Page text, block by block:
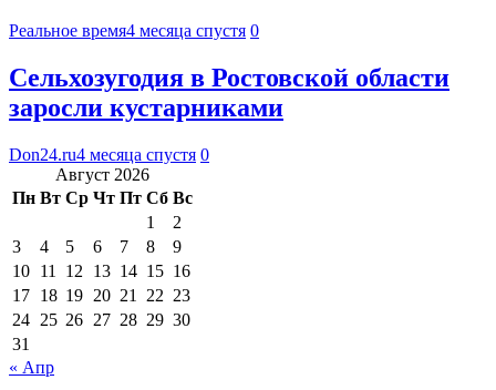
Реальное время4 месяца спустя 0
Сельхозугодия в Ростовской области
заросли кустарниками
Don24.ru4 месяца спустя 0
Август 2026
Пн Вт Ср Чт Пт Сб Вс
1
2
3
4 5 6 7 8
9
10 11 12 13 14 15 16
17 18 19 20 21 22 23
24 25 26 27 28 29 30
31
« Апр